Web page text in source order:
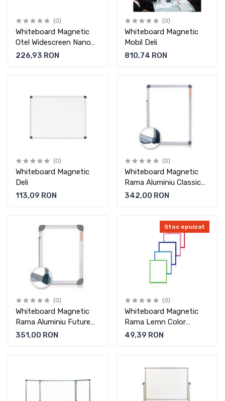
(0)
Whiteboard Magnetic
Otel Widescreen Nano
Clean Nobo
226,93 RON
(0)
Whiteboard Magnetic
Mobil Deli
810,74 RON
(0)
Whiteboard Magnetic
Deli
113,09 RON
(0)
Whiteboard Magnetic
Rama Aluminiu Classic
Memoboards
342,00 RON
(0)
Whiteboard Magnetic
Rama Aluminiu Future
Memoboards
351,00 RON
Stoc epuizat
(0)
Whiteboard Magnetic
Rama Lemn Color
Memoboards
49,39 RON